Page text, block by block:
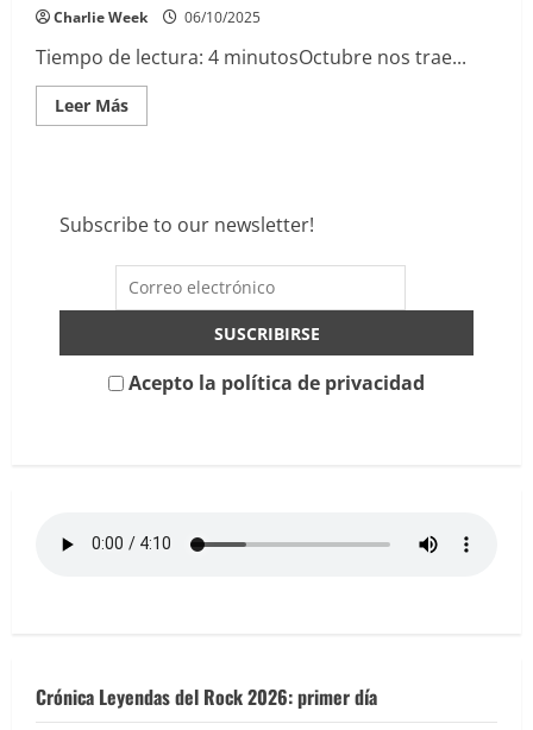
Charlie Week 06/10/2025
Tiempo de lectura: 4 minutosOctubre nos trae...
Leer MásLeer
más
lluvia,
frío…
la
despedida
de
Subscribe to our newsletter!
Acepto la política de privacidad
Crónica Leyendas del Rock 2026: primer día